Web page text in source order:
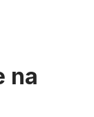
na